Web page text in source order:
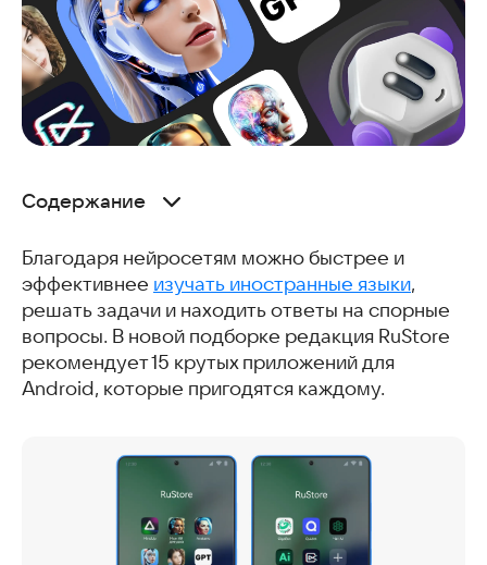
Содержание
Avatarro
Моя виртуальная ИИ девушка
Нейросеть Sky
Ask AI Chat
Улучшить фото BlurBuster
Graphionica
Эй, Бро! Нейросеть с чат GPT
PromtCraft: нейросеть, AI помощник
Нейросеть Aiona
Благодаря нейросетям можно быстрее и
эффективнее изучать иностранные языки,
решать задачи и находить ответы на спорные
вопросы. В новой подборке редакция RuStore
рекомендует 15 крутых приложений для
Android, которые пригодятся каждому.